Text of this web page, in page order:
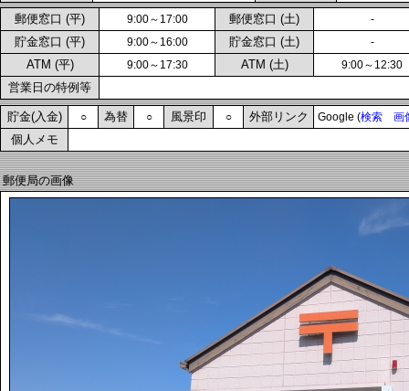
郵便窓口 (平) 9:00～17:00 郵便窓口 (土) -
貯金窓口 (平) 9:00～16:00 貯金窓口 (土) -
ATM (平) 9:00～17:30 ATM (土) 9:00～12:30
営業日の特例等
貯金(入金) ○ 為替 ○ 風景印 ○ 外部リンク Google (検索 画
個人メモ
郵便局の画像